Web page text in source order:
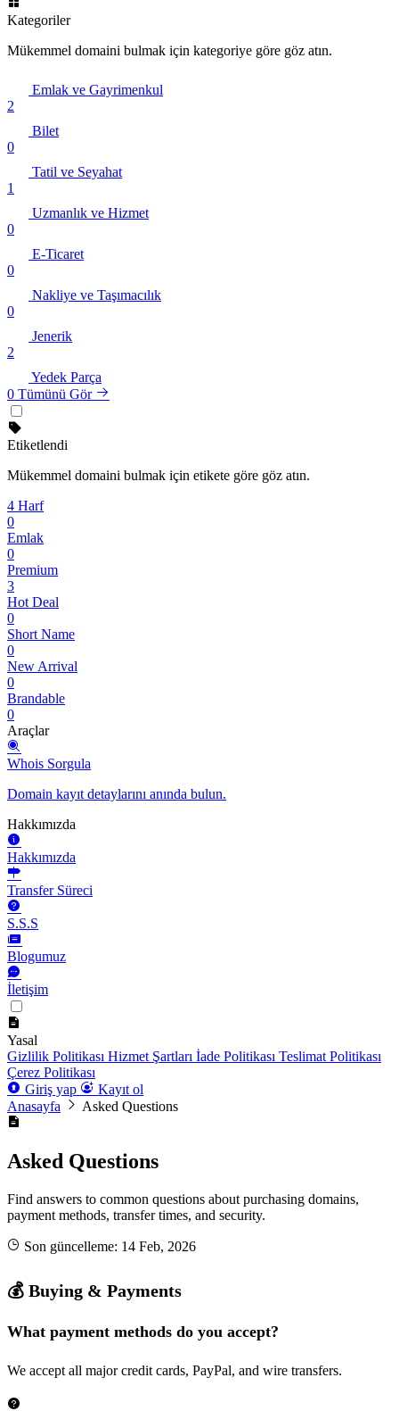
Kategoriler
Mükemmel domaini bulmak için kategoriye göre göz atın.
Emlak ve Gayrimenkul
2
Bilet
0
Tatil ve Seyahat
1
Uzmanlık ve Hizmet
0
E-Ticaret
0
Nakliye ve Taşımacılık
0
Jenerik
2
Yedek Parça
0 Tümünü Gör
Etiketlendi
Mükemmel domaini bulmak için etikete göre göz atın.
4 Harf
0
Emlak
0
Premium
3
Hot Deal
0
Short Name
0
New Arrival
0
Brandable
0
Araçlar
Whois Sorgula
Domain kayıt detaylarını anında bulun.
Hakkımızda
Hakkımızda
Transfer Süreci
S.S.S
Blogumuz
İletişim
Yasal
Gizlilik Politikası Hizmet Şartları İade Politikası Teslimat Politikası
Çerez Politikası
Giriş yap
Kayıt ol
Anasayfa
Asked Questions
Asked Questions
Find answers to common questions about purchasing domains,
payment methods, transfer times, and security.
Son güncelleme: 14 Feb, 2026
💰 Buying & Payments
What payment methods do you accept?
We accept all major credit cards, PayPal, and wire transfers.